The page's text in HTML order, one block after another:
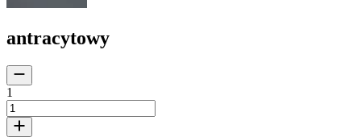
antracytowy
1